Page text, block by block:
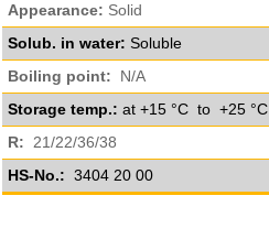
Appearance: Solid
Solub. in water: Soluble
Boiling point: N/A
Storage temp.: at +15 °C to +25 °C
R: 21/22/36/38
HS-No.: 3404 20 00